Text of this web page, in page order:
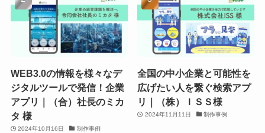
WEB3.0の情報を様々なデ
ジタルツールで発信！企業
アプリ｜（合）社長のミカ
タ 様
2024年10月16日 制作事例
全国の中小企業と可能性を
広げたい人を繋ぐ検索アプ
リ｜（株）ＩＳＳ様
2024年11月11日 制作事例